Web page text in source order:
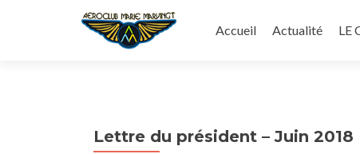
au
Accueil Actualité LE
Lettre du président – Juin 2018